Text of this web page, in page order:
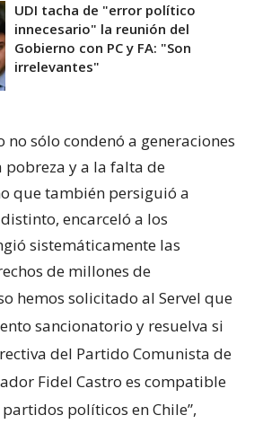
UDI tacha de "error político
innecesario" la reunión del
Gobierno con PC y FA: "Son
irrelevantes"
no sólo condenó a generaciones
pobreza y a la falta de
que también persiguió a
encarceló a los
sistemáticamente las
de millones de
hemos solicitado al Servel que
sancionatorio y resuelva si
del Partido Comunista de
Fidel Castro es compatible
políticos en Chile”,